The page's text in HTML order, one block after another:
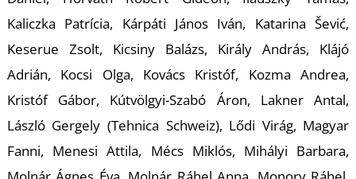
Kaliczka Patrícia, Kárpáti János Iván, Katarina Šević,
Keserue Zsolt, Kicsiny Balázs, Király András, Klájó
Adrián, Kocsi Olga, Kovács Kristóf, Kozma Andrea,
Kristóf Gábor, Kútvölgyi-Szabó Áron, Lakner Antal,
László Gergely (Tehnica Schweiz), Lődi Virág, Magyar
Fanni, Menesi Attila, Mécs Miklós, Mihályi Barbara,